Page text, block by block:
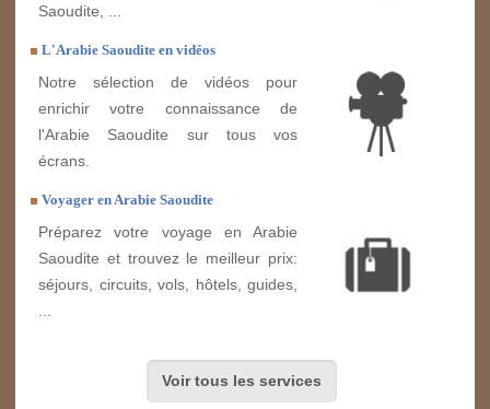
Saoudite, ...
L'Arabie Saoudite en vidéos
Notre sélection de vidéos pour
enrichir votre connaissance de
l'Arabie Saoudite sur tous vos
écrans.
Voyager en Arabie Saoudite
Préparez votre voyage en Arabie
Saoudite et trouvez le meilleur prix:
séjours, circuits, vols, hôtels, guides,
Voir tous les services